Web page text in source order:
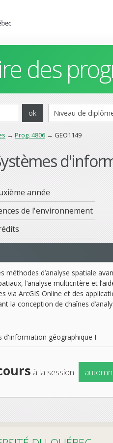
des
→ Prog. 4806 → GEO1149
année
de l'environnement
méthodes d’analyse spatiale
l’analyse multicritère et
via ArcGIS Online et des
la conception de chaînes
d'information géographique I
à la session